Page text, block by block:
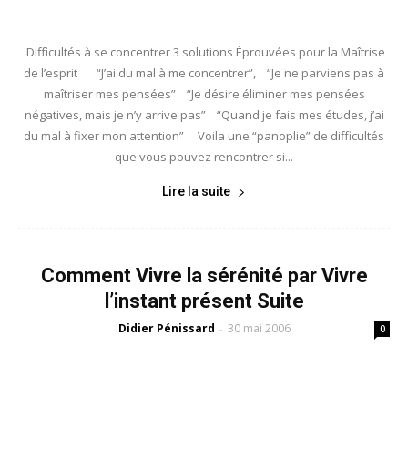
Difficultés à se concentrer 3 solutions Éprouvées pour la Maîtrise
de l’esprit “J’ai du mal à me concentrer”, “Je ne parviens pas à
maîtriser mes pensées” “Je désire éliminer mes pensées
négatives, mais je n’y arrive pas” “Quand je fais mes études, j’ai
du mal à fixer mon attention” Voila une “panoplie” de difficultés
que vous pouvez rencontrer si...
Lire la suite
Comment Vivre la sérénité par Vivre
l’instant présent Suite
Didier Pénissard - 30 mai 2006 0